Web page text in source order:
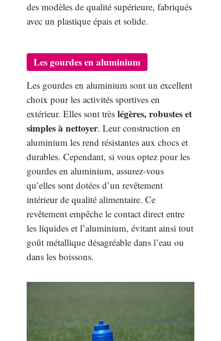
des modèles de qualité supérieure, fabriqués
avec un plastique épais et solide.
Les gourdes en aluminium
Les gourdes en aluminium sont un excellent
choix pour les activités sportives en
extérieur. Elles sont très légères, robustes et
simples à nettoyer. Leur construction en
aluminium les rend résistantes aux chocs et
durables. Cependant, si vous optez pour les
gourdes en aluminium, assurez-vous
qu’elles sont dotées d’un revêtement
intérieur de qualité alimentaire. Ce
revêtement empêche le contact direct entre
les liquides et l’aluminium, évitant ainsi tout
goût métallique désagréable dans l’eau ou
dans les boissons.